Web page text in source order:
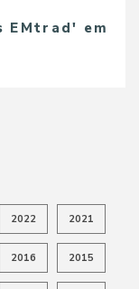
EMtrad' em
2022 2021
2016 2015